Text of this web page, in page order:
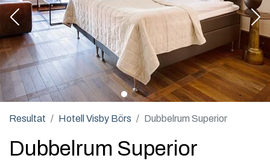
Resultat Hotell Visby Börs Dubbelrum Superior
Dubbelrum Superior